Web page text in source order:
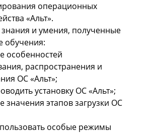
операционных
«Альт».
и умения, полученные
обучения:
особенностей
распространения и
ОС «Альт»;
установку ОС «Альт»;
значения этапов загрузки ОС
особые режимы